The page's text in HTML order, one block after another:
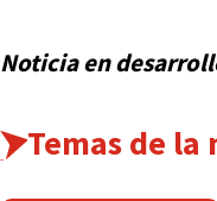
Noticia en
Temas de la